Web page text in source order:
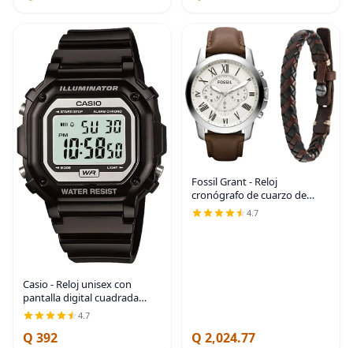
Case | Auto
Casio - Reloj unisex con
pantalla digital cuadrada
grande cuarzo negro modelo
F-108WH-1ACF
4.7
Q 392
Fossil Grant - Reloj
cronógrafo de cuarzo de
acero inoxidable para
hombre Cronógrafo
4.7
Q 2,024.77